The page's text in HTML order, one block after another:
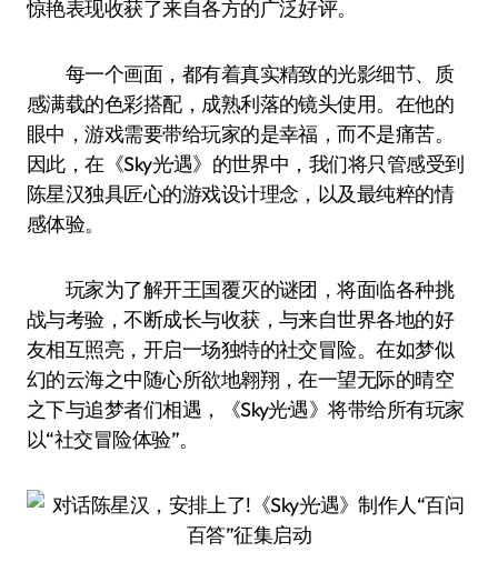
惊艳表现收获了来自各方的广泛好评。
每一个画面，都有着真实精致的光影细节、质
感满载的色彩搭配，成熟利落的镜头使用。在他的
眼中，游戏需要带给玩家的是幸福，而不是痛苦。
因此，在《Sky光·遇》的世界中，我们将只管感受到
陈星汉独具匠心的游戏设计理念，以及最纯粹的情
感体验。
玩家为了解开王国覆灭的谜团，将面临各种挑
战与考验，不断成长与收获，与来自世界各地的好
友相互照亮，开启一场独特的社交冒险。在如梦似
幻的云海之中随心所欲地翱翔，在一望无际的晴空
之下与追梦者们相遇，《Sky光·遇》将带给所有玩家
以“社交冒险体验”。